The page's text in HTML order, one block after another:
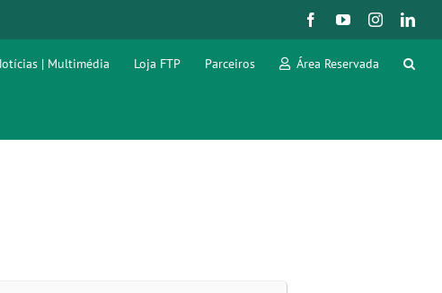
FacebookYouTubeInstagram
| Multimédia Loja FTP Parceiros Área Reservada